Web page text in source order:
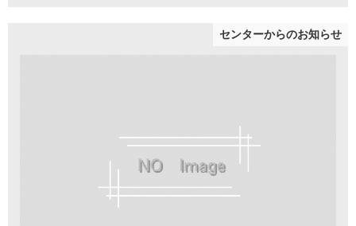
センターからのお知らせ